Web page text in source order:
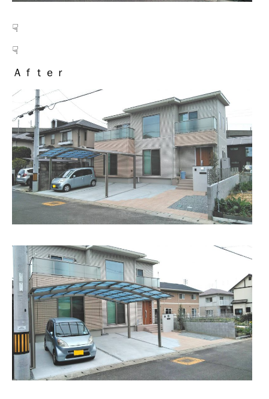
☟
☟
Ａｆｔｅｒ